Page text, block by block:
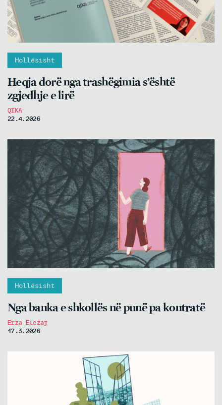
Hollësisht
Heqja dorë nga trashëgimia s’është
zgjedhje e lirë
QIKA
22.4.2026
Hollësisht
Nga banka e shkollës në punë pa kontratë
Erza Elezaj
17.3.2026